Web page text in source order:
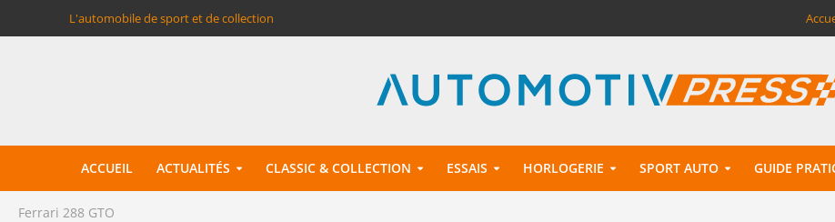
L'automobile de sport et de collection
ACCUEIL ACTUALITÉS CLASSIC & COLLECTION ESSAIS HORLOGERIE SPORT AUTO GUIDE
Ferrari 288 GTO